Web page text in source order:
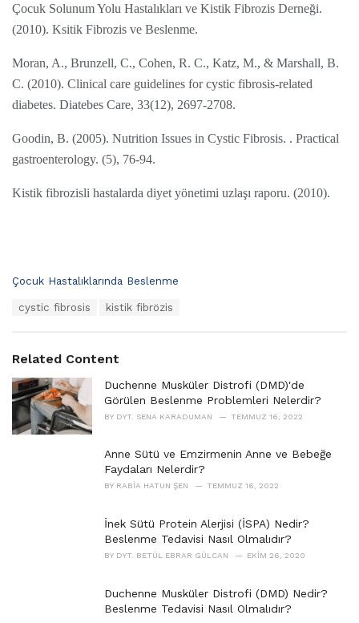
Çocuk Solunum Yolu Hastalıkları ve Kistik Fibrozis Derneği.
(2010). Ksitik Fibrozis ve Beslenme.
Moran, A., Brunzell, C., Cohen, R. C., Katz, M., & Marshall, B.
C. (2010). Clinical care guidelines for cystic fibrosis-related
diabetes. Diatebes Care, 33(12), 2697-2708.
Goodin, B. (2005). Nutrition Issues in Cystic Fibrosis. . Practical
gastroenterology. (5), 76-94.
Kistik fibrozisli hastalarda diyet yönetimi uzlaşı raporu. (2010).
C
r
i
e
:
Çocuk Hastalıklarında Beslenme
:
cystic fibrosis kistik fibrözis
Related Content
Duchenne Musküler Distrofi (DMD)'de
Görülen Beslenme Problemleri Nelerdir?
BY DYT. SENA KARADUMAN TEMMUZ 16, 2022
Anne Sütü ve Emzirmenin Anne ve Bebeğe
Faydaları Nelerdir?
BY RABIA HATUN ŞEN TEMMUZ 16, 2022
İnek Sütü Protein Alerjisi (İSPA) Nedir?
Beslenme Tedavisi Nasıl Olmalıdır?
BY DYT. BETÜL EBRAR GÜLCAN EKIM 26, 2020
Duchenne Musküler Distrofi (DMD) Nedir?
Beslenme Tedavisi Nasıl Olmalıdır?